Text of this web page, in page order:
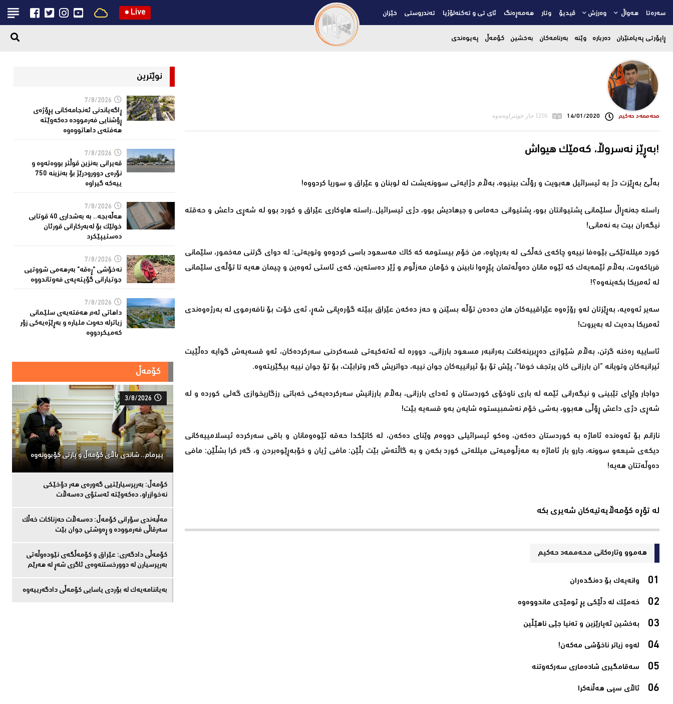
سەرەتا هەواڵ وەرزش ڤیدیۆ وتار هەمەڕەنگ ئای تی و تەکنەلۆژیا تەندروستی خێزان ● Live
ڕاپۆرتی پەیامنێران دەربارە وێنە بەرنامەکان بەخشین کۆمەڵ پەیوەندی
محه‌ممه‌د حه‌كیم 14/01/2020 1216 جار خوێنراوەتەوە
بەڕێز نەسروڵا، کەمێك ھیواش!
بەڵێ بەڕێزت دژ بە ئیسرائیل ھەبویت و رۆڵت بینیوە، بەڵام دژایەتی سوونەیشت لە لوبنان و عێراق و سوریا کردووە!
راستە جەنەڕاڵ سلێمانی پشتیوانتان بوو، پشتیوانی حەماس و جیھادیش بوو، دژی ئیسرائیل..راستە ھاوکاری عێراق و کورد بوو لە شەڕی داعش و حەقتە
نیگەران بیت بە نەمانی!
کورد میللەتێکی بێوەفا نییەو چاکەی خەڵکی لە بەرچاوە، من خۆم بیستومە کە کاک مەسعود باسی کردوەو وتویەتی: لە دوای گرتنی مەخمور، سلێمانی
فریاکەوت، بەڵام ئێمەیەک کە ئێوە مانان دەوڵەتمان پێڕەوا نابینن و خۆمان مەزڵوم و ژێر دەستەین، کەی ئاستی ئەوەین و چیمان ھەیە تا تۆڵەی سلێمانی
لە ئەمریکا بكەینەوە؟!
سەیر ئەوەیە، بەڕێزتان لەو رۆژەوە عێراقییەکان ھان دەدەن تۆڵە بسێنن و حەز دەکەن عێراق ببێتە گۆرەپانی شەڕ، ئەی خۆت بۆ نافەرموی لە بەرژەوەندی
ئەمریکا بدەیت لە بەیروت!
ئاساییە رەخنە گرتن، بەڵام شێوازی دەڕبرینەکانت بەرانبەر مسعود بارزانی، دوورە لە ئەتەکیەتی قسەکردنی سەرکردەکان، ئەو قسەیەش گوایە دەڵێیت
ئیرانیەکان وتویانە ”ان بارزانى كان يرتجف خوفا”، پێش تۆ بۆ ئیرانییەکان جوان نییە، دواتریش گەر وترابێت، بۆ تۆ جوان نییە بیگێریتەوە.
دواجار وێڕای تێبینی و نیگەرانی ئێمە لە باری ناوخۆی کوردستان و ئەدای بارزانی، بەڵام بارزانیش سەرکردەیەکی خەباتی رزگاریخوازی گەلی کوردە و لە
شەڕی دژی داعش ڕۆڵی ھەبوو، بەشی خۆم نەشمبیستوە شایەن بەو قسەیە بێت!
نازانم بۆ ئەوەندە ئاماژە بە کوردستان دەکەن، وەکو ئیسرائیلی دووەم وێنای دەکەن، لە کاتێکدا حەقە ئێوەومانان و باقی سەرکردە ئیسلامییەکانی
دیكەی شیعەو سوونە، جارو بار ئاماژە بە مەزڵومیەتی میللەتی کورد بکەن و بە گاڵتەش بێت بڵێن: مافی ژیان و خۆبەڕێوەبردن و، گەر کرا بشڵێن: مافی
دەوڵەتتان ھەیە!
لە تۆڕە کۆمەڵایەتیەکان شەیری بکە
هەموو وتارەکانی محه‌ممه‌د حه‌كیم
وانەیەک بۆ دەنگدەران‌
خەمێک لە دڵێکی پڕ ئومێدی ماندووەوە‌
بەخشین ئەپارێزین و تەنیا جێی ناھێڵین‌
لەوە زیاتر ناخۆشی مەکەن!‌
سەقامگیری شادەماری سەرکەوتنە‌
ئاڵای سپی هەڵنەکرا‌
نوێترین
7/8/2026
ڕاگەیاندنی ئەنجامەكانی پڕۆژەی
ڕۆشنایی فەرموودە دەکەوێتە
هەفتەی داهاتووەوە
7/8/2026
قەیرانى بەنزین قوڵتر بووەتەوە و
نۆرەی دوورودرێژ بۆ بەنزینە 750
ییەکە گیراوە
7/8/2026
هەڵەبجە.. بە بەشداری 40 قوتابی
خولێک بۆ لەبەرکارانى قورئان
دەستیپێکرد
7/8/2026
نەخۆشی "ڕەقە" بەرهەمی شووتیی
جوتیارانی گۆپتەپەى فەوتاندووە
7/8/2026
داهاتی ئەم هه‌فته‌یەی سلێمانی
زیاترلە حەوت ملیارە و بەڕێژەیەکى زۆر
کەمیکردووە
کۆمەڵ
3/8/2026
پیرمام.. شاندی باڵای كۆمه‌ڵ و پارتی كۆبوونه‌وه‌
كۆمەڵ: بەرپرسیارێتیی گەورەی هەر دۆخێکی
نەخوازراو، دەكەوێتە ئەستۆی دەسەڵات
مەڵبەندى سۆرانى کۆمەڵ: دەسەڵات حەزناکات خەڵک
سەرقاڵى فەرموودە و ڕەوشتى جوان بێت
کۆمەڵى دادگەرى: عێراق و كۆمەڵگەی نێودەوڵەتی
بەرپرسیارن لە دوورخستنەوەى ئاگری شەڕ لە هەرێم
بەیاننامەیەک لە بۆردی یاسایی کۆمەڵی دادگەرییەوە